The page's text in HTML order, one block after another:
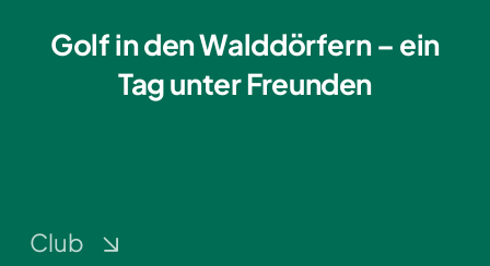
Golf in den Walddörfern – ein
Tag unter Freunden
Club